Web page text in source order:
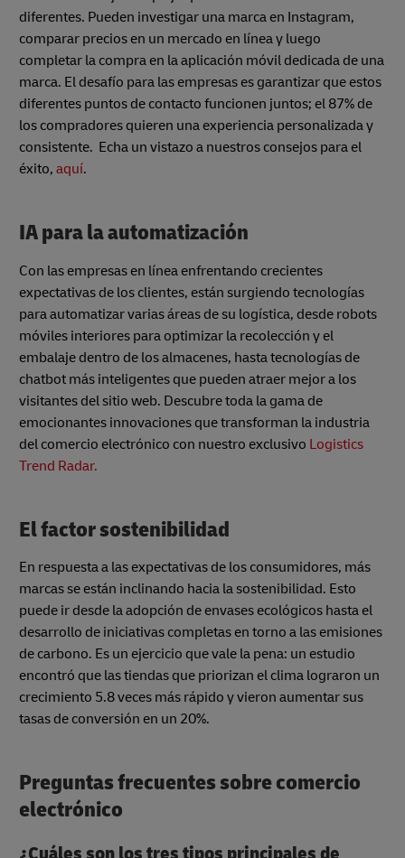
diferentes. Pueden investigar una marca en Instagram,
comparar precios en un mercado en línea y luego
completar la compra en la aplicación móvil dedicada de una
marca. El desafío para las empresas es garantizar que estos
diferentes puntos de contacto funcionen juntos; el 87% de
los compradores quieren una experiencia personalizada y
consistente. Echa un vistazo a nuestros consejos para el
éxito, aquí.
IA para la automatización
Con las empresas en línea enfrentando crecientes
expectativas de los clientes, están surgiendo tecnologías
para automatizar varias áreas de su logística, desde robots
móviles interiores para optimizar la recolección y el
embalaje dentro de los almacenes, hasta tecnologías de
chatbot más inteligentes que pueden atraer mejor a los
visitantes del sitio web. Descubre toda la gama de
emocionantes innovaciones que transforman la industria
del comercio electrónico con nuestro exclusivo Logistics
Trend Radar.
El factor sostenibilidad
En respuesta a las expectativas de los consumidores, más
marcas se están inclinando hacia la sostenibilidad. Esto
puede ir desde la adopción de envases ecológicos hasta el
desarrollo de iniciativas completas en torno a las emisiones
de carbono. Es un ejercicio que vale la pena: un estudio
encontró que las tiendas que priorizan el clima lograron un
crecimiento 5.8 veces más rápido y vieron aumentar sus
tasas de conversión en un 20%.
Preguntas frecuentes sobre comercio
electrónico